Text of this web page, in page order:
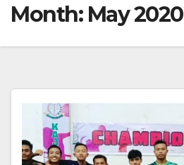
Month: May 2020